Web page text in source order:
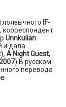
IF-
корреспондент
Unnkulian
и дала
A Night Guest,
).В русском
перевода